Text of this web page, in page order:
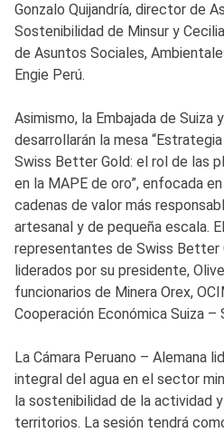
Gonzalo Quijandría, director de
Sostenibilidad de Minsur y
de Asuntos Sociales,
Engie Perú.
Asimismo, la Embajada de Suiza
desarrollarán la mesa
Swiss Better Gold: el rol de las
en la MAPE de oro”, enfocada
cadenas de valor más
artesanal y de pequeña escala.
representantes de Swiss Better
liderados por su presidente,
funcionarios de Minera Orex,
Cooperación Económica Suiza –
La Cámara Peruano – Alemana
integral del agua en el sector
la sostenibilidad de la actividad
territorios. La sesión tendrá